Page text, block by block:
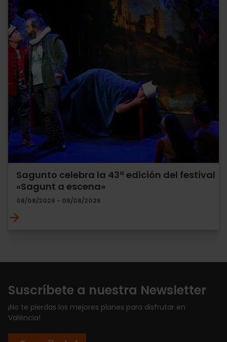
Sagunto celebra la 43ª edición del festival
«Sagunt a escena»
08/08/2026 - 08/08/2026
Suscríbete a nuestra Newsletter
¡No te pierdas los mejores planes para disfrutar en
València!